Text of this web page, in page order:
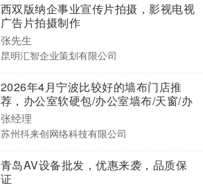
西双版纳企事业宣传片拍摄，影视电视
广告片拍摄制作
张先生
昆明汇智企业策划有限公司
2026年4月宁波比较好的墙布门店推
荐，办公室软硬包/办公室墙布/天窗/办
公室窗帘/阳光房天窗，墙布厂家选哪
家
张经理
苏州抖来创网络科技有限公司
青岛AV设备批发，优惠来袭，品质保
证